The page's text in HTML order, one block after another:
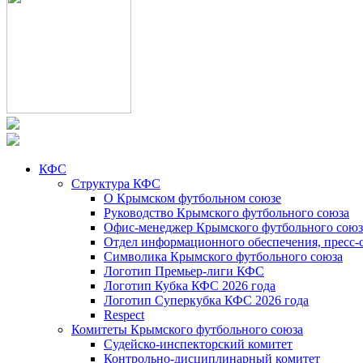
КФС
Структура КФС
О Крымском футбольном союзе
Руководство Крымского футбольного союза
Офис-менеджер Крымского футбольного
Отдел информационного обеспечения, пресс-
Символика Крымского футбольного союза
Логотип Премьер-лиги КФС
Логотип Кубка КФС 2026 года
Логотип Суперкубка КФС 2026 года
Respect
Комитеты Крымского футбольного союза
Судейско-инспекторский комитет
Контрольно-дисциплинарный комитет